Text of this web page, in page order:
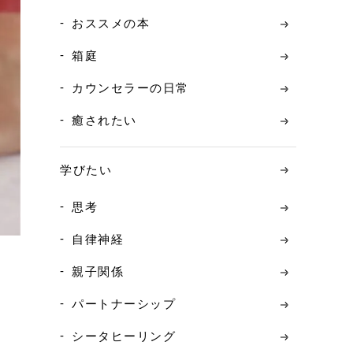
おススメの本
箱庭
カウンセラーの日常
癒されたい
学びたい
思考
自律神経
親子関係
パートナーシップ
シータヒーリング